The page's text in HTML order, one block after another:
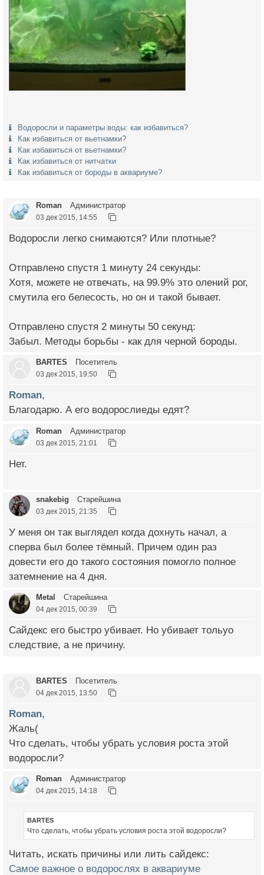
Водоросли и параметры воды: как избавиться?
Как избавиться от вьетнамки?
Как избавиться от вьетнамки?
Как избавиться от нитчатки
Как избавиться от бороды в аквариуме?
Roman Администратор
03 дек 2015, 14:55
Водоросли легко снимаются? Или плотные?
Отправлено спустя 1 минуту 24 секунды:
Хотя, можете не отвечать, на 99.9% это олений рог,
смутила его белесость, но он и такой бывает.
Отправлено спустя 2 минуты 50 секунд:
Забыл. Методы борьбы - как для черной бороды.
BARTES Посетитель
03 дек 2015, 19:50
Roman,
Благодарю. А его водорослиеды едят?
Roman Администратор
03 дек 2015, 21:01
Нет.
snakebig Старейшина
03 дек 2015, 21:35
У меня он так выглядел когда дохнуть начал, а
сперва был более тёмный. Причем один раз
довести его до такого состояния помогло полное
затемнение на 4 дня.
Metal Старейшина
04 дек 2015, 00:39
Сайдекс его быстро убивает. Но убивает тольуо
следствие, а не причину.
BARTES Посетитель
04 дек 2015, 13:50
Roman,
Жаль(
Что сделать, чтобы убрать условия роста этой
водоросли?
Roman Администратор
04 дек 2015, 14:18
BARTES
Что сделать, чтобы убрать условия роста этой водоросли?
Читать, искать причины или лить сайдекс:
Самое важное о водорослях в аквариуме